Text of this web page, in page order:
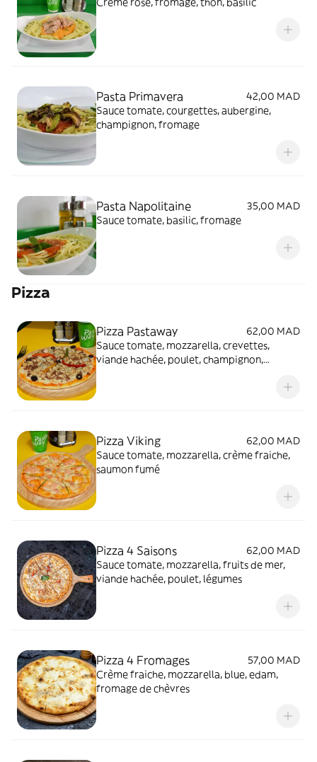
Pasta Primavera
42,00 MAD
Sauce tomate, courgettes, aubergine,
champignon, fromage
Pasta Napolitaine
35,00 MAD
Sauce tomate, basilic, fromage
Pizza
Pizza Pastaway
62,00 MAD
Sauce tomate, mozzarella, crevettes,
viande hachée, poulet, champignon,
Pizza Viking
62,00 MAD
Sauce tomate, mozzarella, crème fraiche,
saumon fumé
Pizza 4 Saisons
62,00 MAD
Sauce tomate, mozzarella, fruits de mer,
viande hachée, poulet, légumes
Pizza 4 Fromages
57,00 MAD
Crème fraiche, mozzarella, blue, edam,
fromage de chèvres